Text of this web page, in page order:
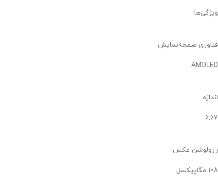
ویژگی‌ها
فناوری صفحه‌نمایش :
AMOLED
اندازه :
6.67
رزولوشن عکس :
108 مگاپیکسل